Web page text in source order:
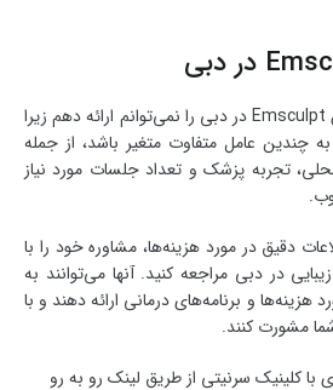
متأسفانه، هزینه دقیق درمان Emsculpt در دبی را نمی‌توانم ارائه دهم زیرا
چندین عامل متفاوت متغیر باشد، از جمله
تجربه پزشک و تعداد جلسات مورد نیاز
دقیق در مورد هزینه‌ها، مشاوره خود را با
در دبی مراجعه کنید. آنها می‌توانند به
هزینه‌ها و برنامه‌های درمانی ارائه دهند و با
مشورت کنند.
با کلینیک سرنیتی از طریق لینک رو به رو